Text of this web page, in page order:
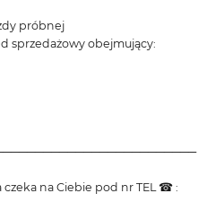
próbnej
sprzedażowy obejmujący:
na Ciebie pod nr TEL ☎ :